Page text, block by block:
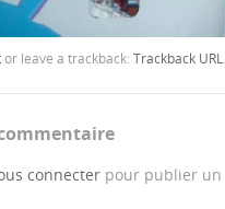
or leave a trackback: Trackback URL.
connecter pour publier un